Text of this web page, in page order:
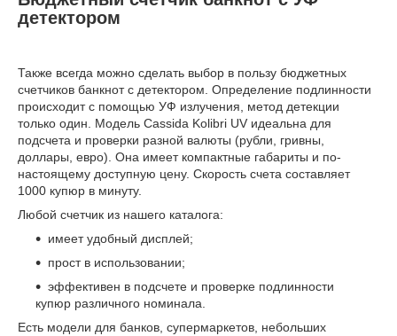
детектором
Также всегда можно сделать выбор в пользу бюджетных
счетчиков банкнот с детектором. Определение подлинности
происходит с помощью УФ излучения, метод детекции
только один. Модель Cassida Kolibri UV идеальна для
подсчета и проверки разной валюты (рубли, гривны,
доллары, евро). Она имеет компактные габариты и по-
настоящему доступную цену. Скорость счета составляет
1000 купюр в минуту.
Любой счетчик из нашего каталога:
имеет удобный дисплей;
прост в использовании;
эффективен в подсчете и проверке подлинности
купюр различного номинала.
Есть модели для банков, супермаркетов, небольших